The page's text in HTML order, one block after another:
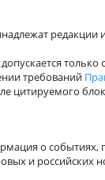
редакции
требований
цитируемого
о
и российских